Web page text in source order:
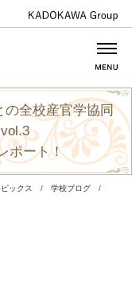
全校産官学協同
ポート！
ピックス / 学校ブログ
/